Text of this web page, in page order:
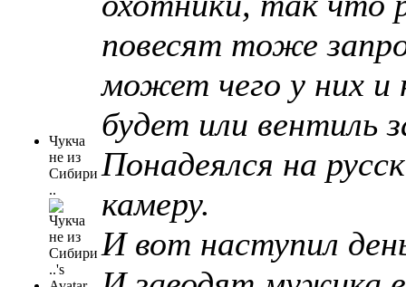
Чукча
не из
Сибири
..
повесят тоже
может чего у них
будет или вентиль
Понадеялся на
камеру.
И вот наступил